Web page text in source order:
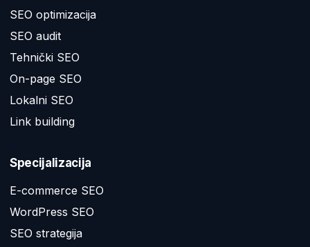
SEO optimizacija
SEO audit
Tehnički SEO
On-page SEO
Lokalni SEO
Link building
Specijalizacija
E-commerce SEO
WordPress SEO
SEO strategija